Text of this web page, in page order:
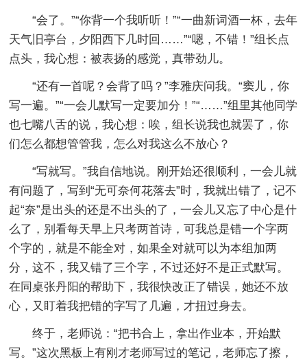
“会了。”“你背一个我听听！”“一曲新词酒一杯，去年
天气旧亭台，夕阳西下几时回……”“嗯，不错！”组长点
点头，我心想：被表扬的感觉，真带劲儿。
“还有一首呢？会背了吗？”李雅庆问我。“窦儿，你
写一遍。”“一会儿默写一定要加分！”“……”组里其他同学
也七嘴八舌的说，我心想：唉，组长说我也就罢了，你
们怎么都想管管我，怎么对我这么不放心？
“写就写。”我自信地说。刚开始还很顺利，一会儿就
有问题了，写到“无可奈何花落去”时，我就出错了，记不
起“奈”是出头的还是不出头的了，一会儿又忘了中心是什
么了，别看每天早上只考两首诗，可我总是错一个字两
个字的，就是不能全对，如果全对就可以为本组加两
分，这不，我又错了三个字，不过还好不是正式默写。
在同桌张丹阳的帮助下，我很快改正了错误，她还不放
心，又盯着我把错的字写了几遍，才扭过身去。
终于，老师说：“把书合上，拿出作业本，开始默
写。”这次黑板上有刚才老师写过的笔记，老师忘了擦，